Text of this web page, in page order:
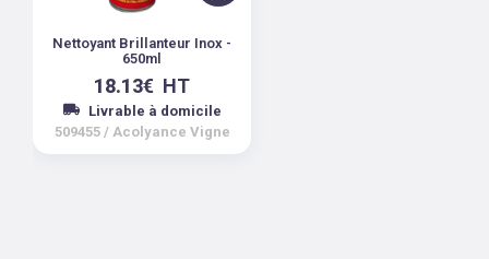
Nettoyant Brillanteur Inox -
650ml
18.13€ HT
Livrable à domicile
509455 / Acolyance Vigne